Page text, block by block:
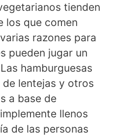
tienden
los que comen
razones para
pueden jugar un
hamburguesas
lentejas y otros
a base de
llenos
de las personas